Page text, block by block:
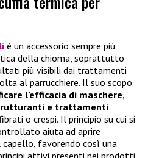
è un accessorio sempre più
della chioma, soprattutto
più visibili dai trattamenti
al parrucchiere. Il suo scopo
l’efficacia di maschere,
e trattamenti
o crespi. Il principio su cui si
aiuta ad aprire
favorendo così una
attivi presenti nei prodotti